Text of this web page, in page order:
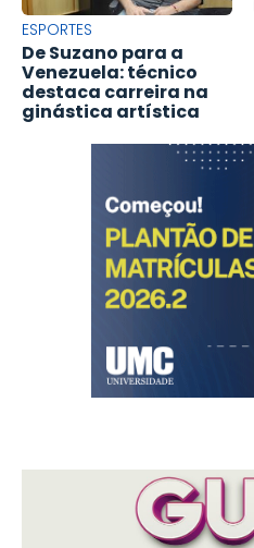
ESPORTES
De Suzano para a
Venezuela: técnico
destaca carreira na
ginástica artística